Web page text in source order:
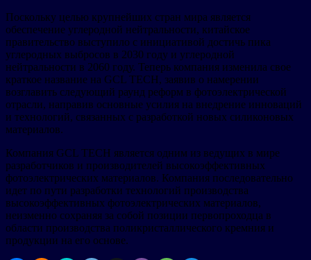
Поскольку целью крупнейших стран мира является
обеспечение углеродной нейтральности, китайское
правительство выступило с инициативой достичь пика
углеродных выбросов в 2030 году и углеродной
нейтральности в 2060 году. Теперь компания изменила свое
краткое название на GCL TECH, заявив о намерении
возглавить следующий раунд реформ в фотоэлектрической
отрасли, направив основные усилия на внедрение инноваций
и технологий, связанных с разработкой новых силиконовых
материалов.
Компания GCL TECH является одним из ведущих в мире
разработчиков и производителей высокоэффективных
фотоэлектрических материалов. Компания последовательно
идет по пути разработки технологий производства
высокоэффективных фотоэлектрических материалов,
неизменно сохраняя за собой позиции первопроходца в
области производства поликристаллического кремния и
продукции на его основе.